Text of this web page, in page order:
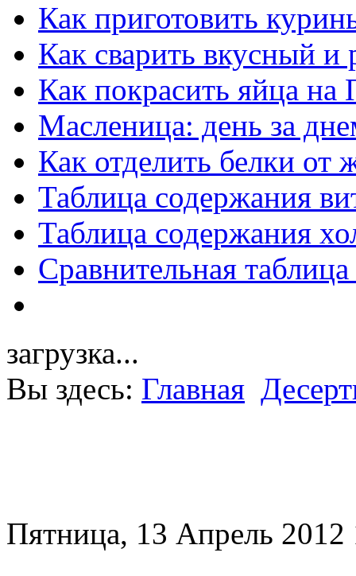
Как приготовить
Как сварить вкусный и
Как покрасить яйца на
Масленица: день за
Как отделить белки от
Таблица содержания
Таблица содержания
Сравнительная
загрузка...
Вы здесь: Главная
Пятница, 13 Апрель 2012